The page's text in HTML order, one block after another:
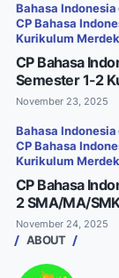
Bahasa Indonesia
CP Bahasa
Kurikulum
CP Bahasa
Semester 1-2
November 23, 2025
Bahasa Indonesia
CP Bahasa
Kurikulum
CP Bahasa
2 SMA/MA/
November 24, 2025
ABOUT